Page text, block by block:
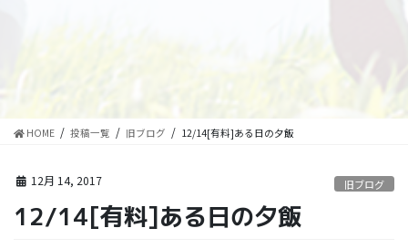
HOME 投稿一覧 旧ブログ 12/14[有料]ある日の夕飯
12月 14, 2017 旧ブログ
12/14[有料]ある日の夕飯